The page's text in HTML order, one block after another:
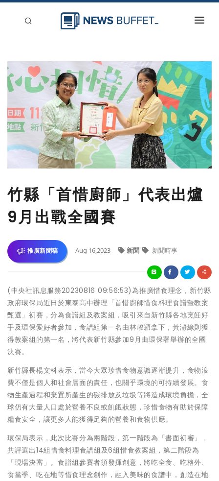
新聞稿分類
登入
刊登
竹縣「首惜廚師」代表出爐
9月出戰全國賽
推廣新聞稿 Aug 16,2023 新聞 新聞時事
(中央社訊息服務20230816 09:56:53)為推廣惜食理念，新竹縣
政府環保局近日於東泰高中辦理「首惜廚師惜食料理食譜暨教案
甄選」初賽，分為食譜組及教案組，吸引來自新竹縣各地烹飪好
手及環保愛好者參加，食譜組第一名由林峻潁拿下，黃瀞緣則獲
得教案組的第一名，將代表新竹縣參加9月由環保署舉辦的全國
決賽。
新竹縣長楊文科表示，當今大眾珍惜食物意識逐漸提升，食物浪
費不僅是個人和社會層面的責任，也關乎環境的可持續發展。食
物生產過程和棄置所產生的碳排放及垃圾等將造成環境負擔，全
球仍有大量人口處於營養不良或飢餓狀態，珍惜食物有助於保障
糧食安全，讓更多人能獲得足夠的營養和食物供應。
環保局表示，此次比賽分為兩階段，第一階段為「書面初審」，
共評選出14組惜食料理食譜組及6組惜食教案組，第二階段為
「現場決審」。食譜組參賽者須發揮創意，將吃全食、吃格外、
食當季、吃在地等惜食理念創作，融入美味的食譜中，創造在地